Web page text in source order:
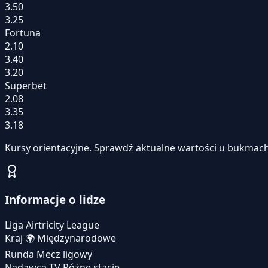
3.50
3.25
Fortuna
2.10
3.40
3.20
Superbet
2.08
3.35
3.18
Kursy orientacyjne. Sprawdź aktualne wartości u
Informacje o lidze
Liga Airtricity League
Kraj 🌍 Międzynarodowe
Runda Mecz ligowy